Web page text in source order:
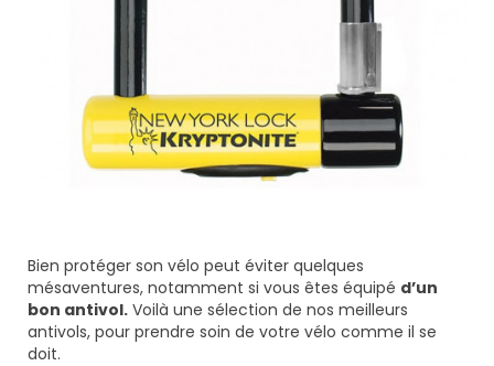
Bien protéger son vélo peut éviter quelques
mésaventures, notamment si vous êtes équipé d’un
bon antivol. Voilà une sélection de nos meilleurs
antivols, pour prendre soin de votre vélo comme il se
doit.